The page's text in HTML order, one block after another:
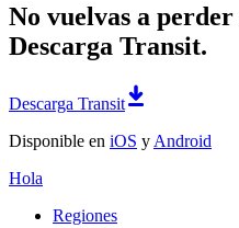
No vuelvas a perder
Descarga Transit.
Descarga Transit
Disponible en iOS y Android
Hola
Regiones